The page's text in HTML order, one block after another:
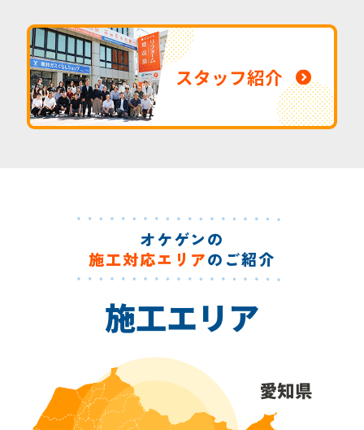
スタッフ紹介
オケゲンの
施工対応エリアのご紹介
施工エリア